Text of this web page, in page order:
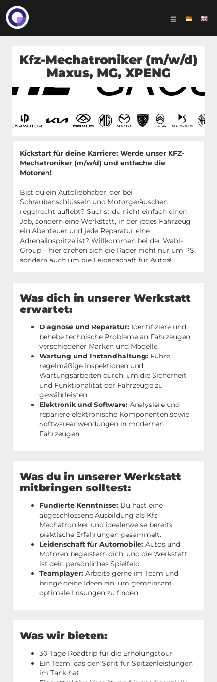
Kfz-Mechatroniker (m/w/d)
Maxus, MG, XPENG
Kickstart für deine Karriere: Werde unser KFZ-
Mechatroniker (m/w/d) und entfache die
Motoren!
Bist du ein Autoliebhaber, der bei
Schraubenschlüsseln und Motorgeräuschen
regelrecht auflebt? Suchst du nicht einfach einen
Job, sondern eine Werkstatt, in der jedes Fahrzeug
ein Abenteuer und jede Reparatur eine
Adrenalinspritze ist? Willkommen bei der Wahl-
Group – hier drehen sich die Räder nicht nur um PS,
sondern auch um die Leidenschaft für Autos!
Was dich in unserer Werkstatt
erwartet:
Diagnose und Reparatur: Identifiziere und
behebe technische Probleme an Fahrzeugen
verschiedener Marken und Modelle.
Wartung und Instandhaltung: Führe
regelmäßige Inspektionen und
Wartungsarbeiten durch, um die Sicherheit
und Funktionalität der Fahrzeuge zu
gewährleisten.
Elektronik und Software: Analysiere und
repariere elektronische Komponenten sowie
Softwareanwendungen in modernen
Fahrzeugen.
Was du in unserer Werkstatt
mitbringen solltest:
Fundierte Kenntnisse: Du hast eine
abgeschlossene Ausbildung als Kfz-
Mechatroniker und idealerweise bereits
praktische Erfahrungen gesammelt.
Leidenschaft für Automobile: Autos und
Motoren begeistern dich, und die Werkstatt
ist dein persönliches Spielfeld.
Teamplayer: Arbeite gerne im Team und
bringe deine Ideen ein, um gemeinsam
optimale Lösungen zu finden.
Was wir bieten:
30 Tage Roadtrip für die Erholungstour
Ein Team, das den Sprit für Spitzenleistungen
im Tank hat.